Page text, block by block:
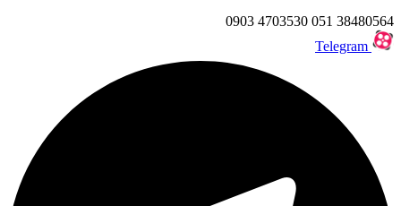
38480564
051
4703530
0903
Telegram